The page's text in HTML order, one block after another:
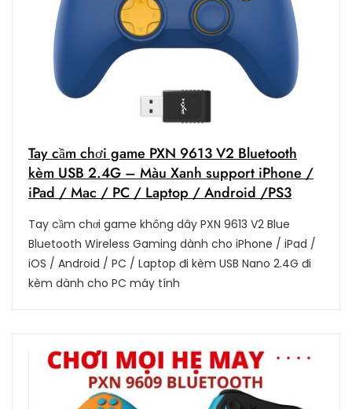
Tay cầm chơi game PXN 9613 V2 Bluetooth
kèm USB 2.4G – Màu Xanh support iPhone /
iPad / Mac / PC / Laptop / Android /PS3
Tay cầm chơi game không dây PXN 9613 V2 Blue
Bluetooth Wireless Gaming dành cho iPhone / iPad /
iOS / Android / PC / Laptop đi kèm USB Nano 2.4G đi
kèm dành cho PC máy tính